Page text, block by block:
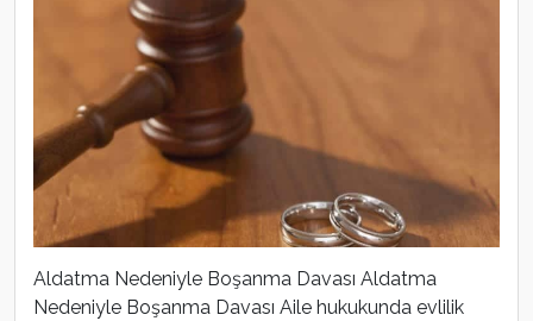
Aldatma Nedeniyle Boşanma Davası Aldatma
Nedeniyle Boşanma Davası Aile hukukunda evlilik